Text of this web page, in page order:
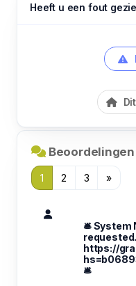
Heeft u een fout
1 2 3 »
🛎 System
https://
🛎